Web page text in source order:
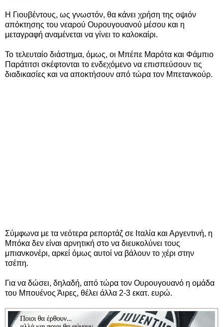
Η Γιουβέντους, ως γνωστόν, θα κάνει χρήση της οψιόν
απόκτησης του νεαρού Ουρουγουανού μέσου και η
μεταγραφή αναμένεται να γίνει το καλοκαίρι.
Το τελευταίο διάστημα, όμως, οι Μπέπε Μαρότα και Φάμπιο
Παράτιτσι σκέφτονται το ενδεχόμενο να επισπεύσουν τις
διαδικασίες και να αποκτήσουν από τώρα τον Μπετανκούρ.
Σύμφωνα με τα νεότερα ρεπορτάζ σε Ιταλία και Αργεντινή, η
Μπόκα δεν είναι αρνητική στο να διευκολύνει τους
μπιανκονέρι, αρκεί όμως αυτοί να βάλουν το χέρι στην
τσέπη.
Για να δώσει, δηλαδή, από τώρα τον Ουρουγουανό η ομάδα
του Μπουένος Άιρες, θέλει άλλα 2-3 εκατ. ευρώ.